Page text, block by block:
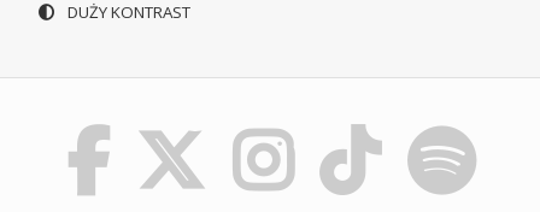
DUŻY KONTRAST